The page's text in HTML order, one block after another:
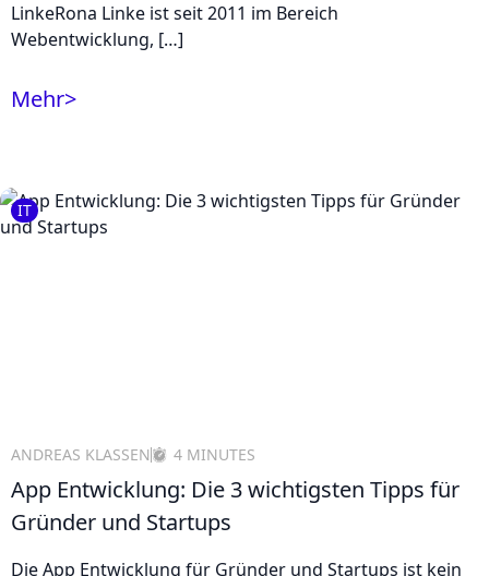
LinkeRona Linke ist seit 2011 im Bereich
Webentwicklung, […]
Mehr>
IT
ANDREAS KLASSEN 4 MINUTES
App Entwicklung: Die 3 wichtigsten Tipps für
Gründer und Startups
Die App Entwicklung für Gründer und Startups ist kein